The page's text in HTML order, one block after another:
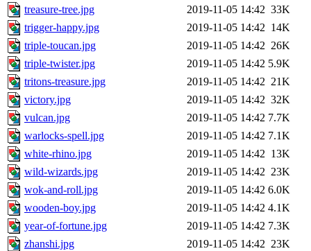
treasure-tree.jpg
2019-11-05 14:42 33K
trigger-happy.jpg
2019-11-05 14:42 14K
triple-toucan.jpg
2019-11-05 14:42 26K
triple-twister.jpg
2019-11-05 14:42 5.9K
tritons-treasure.jpg
2019-11-05 14:42 21K
victory.jpg
2019-11-05 14:42 32K
vulcan.jpg
2019-11-05 14:42 7.7K
warlocks-spell.jpg
2019-11-05 14:42 7.1K
white-rhino.jpg
2019-11-05 14:42 13K
wild-wizards.jpg
2019-11-05 14:42 23K
wok-and-roll.jpg
2019-11-05 14:42 6.0K
wooden-boy.jpg
2019-11-05 14:42 4.1K
year-of-fortune.jpg
2019-11-05 14:42 7.3K
zhanshi.jpg
2019-11-05 14:42 23K